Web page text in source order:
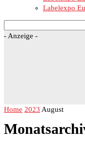
Labelexpo
- Anzeige -
Home 2023 August